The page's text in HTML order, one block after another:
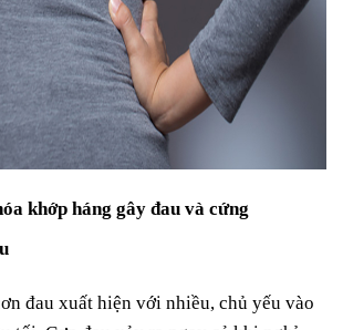
khớp háng gây đau và cứng
đau xuất hiện với nhiều, chủ yếu vào